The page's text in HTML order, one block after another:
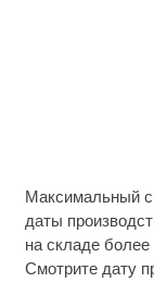
Максимальный
даты
на складе
Смотрите дату